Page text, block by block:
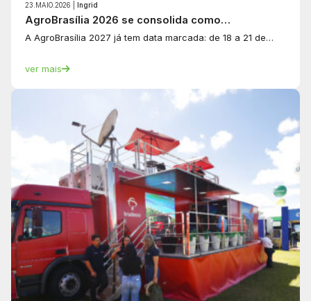
23.MAIO.2026 | Ingrid
AgroBrasília 2026 se consolida como…
A AgroBrasília 2027 já tem data marcada: de 18 a 21 de…
ver mais